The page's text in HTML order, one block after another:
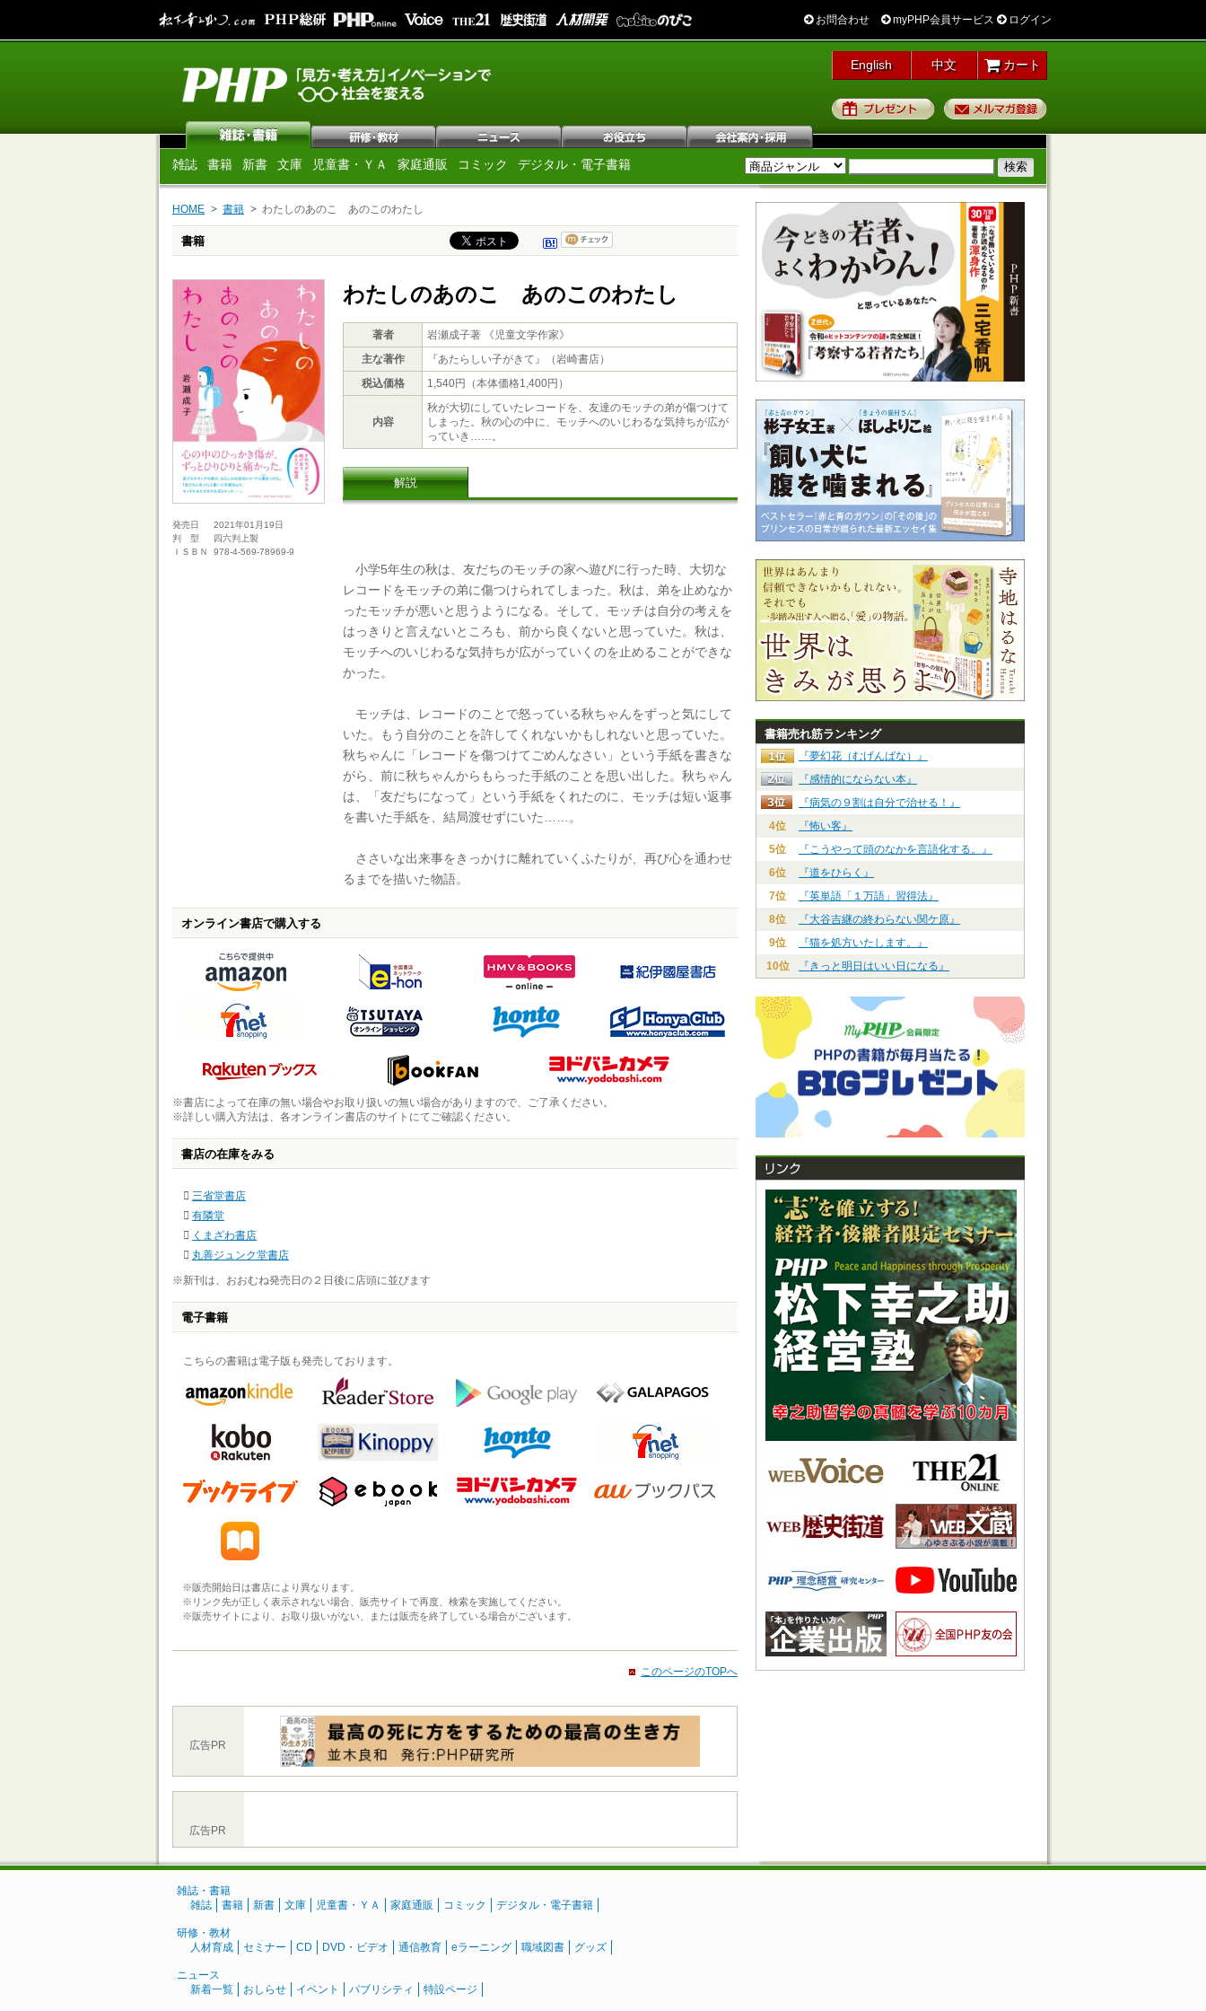
お問合わせ myPHP会員サービス ログイン
English 中文 カート
プレゼント
雑誌 書籍 新書 文庫 児童書・ＹＡ 家庭通販 コミック デジタル・電子書籍
HOME 書籍 わたしのあのこ あのこのわたし
書籍
発売日
2021年01月19日
判 型
四六判上製
ＩＳＢＮ
978-4-569-78969-9
わたしのあのこ あのこのわたし
著者
岩瀬成子著 《児童文学作家》
主な著作
『あたらしい子がきて』（岩崎書店）
税込価格
1,540円（本体価格1,400円）
内容
秋が大切にしていたレコードを、友達のモッチの弟が傷つけて
しまった。秋の心の中に、モッチへのいじわるな気持ちが広が
っていき……。
解説
小学5年生の秋は、友だちのモッチの家へ遊びに行った時、大切な
レコードをモッチの弟に傷つけられてしまった。秋は、弟を止めなか
ったモッチが悪いと思うようになる。そして、モッチは自分の考えを
はっきりと言えないところも、前から良くないと思っていた。秋は、
モッチへのいじわるな気持ちが広がっていくのを止めることができな
かった。
モッチは、レコードのことで怒っている秋ちゃんをずっと気にして
いた。もう自分のことを許してくれないかもしれないと思っていた。
秋ちゃんに「レコードを傷つけてごめんなさい」という手紙を書きな
がら、前に秋ちゃんからもらった手紙のことを思い出した。秋ちゃん
は、「友だちになって」という手紙をくれたのに、モッチは短い返事
を書いた手紙を、結局渡せずにいた……。
ささいな出来事をきっかけに離れていくふたりが、再び心を通わせ
るまでを描いた物語。
オンライン書店で購入する
※書店によって在庫の無い場合やお取り扱いの無い場合がありますので、ご了承ください。
※詳しい購入方法は、各オンライン書店のサイトにてご確認ください。
書店の在庫をみる
三省堂書店
有隣堂
くまざわ書店
丸善ジュンク堂書店
※新刊は、おおむね発売日の２日後に店頭に並びます
電子書籍
こちらの書籍は電子版も発売しております。
※販売開始日は書店により異なります。
※リンク先が正しく表示されない場合、販売サイトで再度、検索を実施してください。
※販売サイトにより、お取り扱いがない、または販売を終了している場合がございます。
このページのTOPへ
広告PR
広告PR
書籍売れ筋ランキング
『夢幻花（むげんばな）』
『感情的にならない本』
『病気の９割は自分で治せる！』
4位
『怖い客』
5位
『こうやって頭のなかを言語化する。』
6位
『道をひらく』
7位
『英単語「１万語」習得法』
8位
『大谷吉継の終わらない関ケ原』
9位
『猫を処方いたします。』
10位
『きっと明日はいい日になる』
雑誌・書籍
雑誌
書籍 新書 文庫 児童書・ＹＡ 家庭通販 コミック デジタル・電子書籍
研修・教材
人材育成
セミナー CD DVD・ビデオ 通信教育 eラーニング 職域図書 グッズ
ニュース
新着一覧
おしらせ イベント パブリシティ 特設ページ